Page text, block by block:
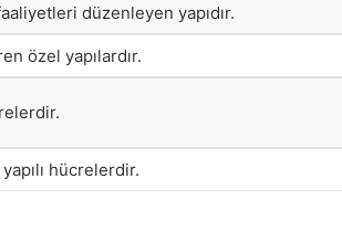
düzenleyen yapıdır.
özel yapılardır.
hücrelerdir.